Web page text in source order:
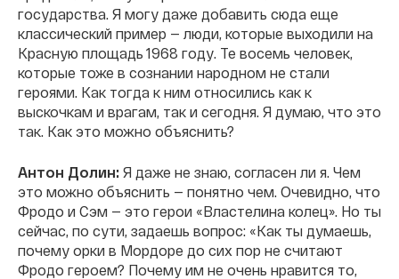
государства. Я могу даже добавить сюда еще
классический пример — люди, которые выходили на
Красную площадь 1968 году. Те восемь человек,
которые тоже в сознании народном не стали
героями. Как тогда к ним относились как к
выскочкам и врагам, так и сегодня. Я думаю, что это
так. Как это можно объяснить?
Антон Долин: Я даже не знаю, согласен ли я. Чем
это можно объяснить — понятно чем. Очевидно, что
Фродо и Сэм — это герои «Властелина колец». Но ты
сейчас, по сути, задаешь вопрос: «Как ты думаешь,
почему орки в Мордоре до сих пор не считают
Фродо героем? Почему им не очень нравится то,